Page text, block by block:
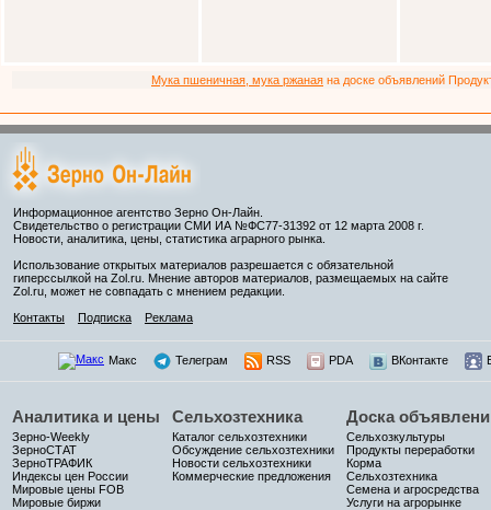
Мука пшеничная, мука ржаная на доске объявлений
Информационное агентство Зерно Он-Лайн.
Свидетельство о регистрации СМИ ИА №ФС77-31392 от 12 марта 2008 г.
Новости, аналитика, цены, статистика аграрного рынка.
Использование открытых материалов разрешается с обязательной
гиперссылкой на Zol.ru. Мнение авторов материалов, размещаемых на сайте
Zol.ru, может не совпадать с мнением редакции.
Контакты
Подписка Реклама
Макс Телеграм RSS PDA ВКонтакте
Аналитика и цены
Зерно-Weekly
ЗерноСТАТ
ЗерноТРАФИК
Индексы цен России
Мировые цены FOB
Мировые биржи
Сельхозтехника
Каталог сельхозтехники
Обсуждение сельхозтехники
Новости сельхозтехники
Коммерческие предложения
Доска
Сельхозкультуры
Продукты переработки
Корма
Сельхозтехника
Семена и агросредства
Услуги на агрорынке